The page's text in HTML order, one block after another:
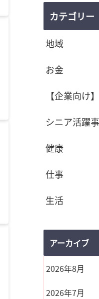
カテゴリー
地域
お金
【企業向け
シニア活躍
健康
仕事
生活
アーカイブ
2026年8月
2026年7月